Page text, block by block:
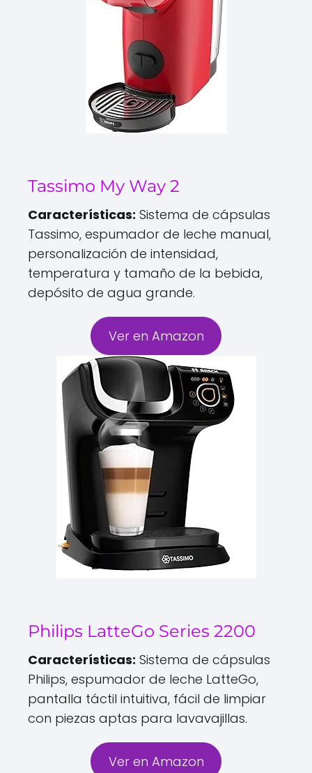
Tassimo My Way 2
Características: Sistema de cápsulas
Tassimo, espumador de leche manual,
personalización de intensidad,
temperatura y tamaño de la bebida,
depósito de agua grande.
Ver en Amazon
Philips LatteGo Series 2200
Características: Sistema de cápsulas
Philips, espumador de leche LatteGo,
pantalla táctil intuitiva, fácil de limpiar
con piezas aptas para lavavajillas.
Ver en Amazon